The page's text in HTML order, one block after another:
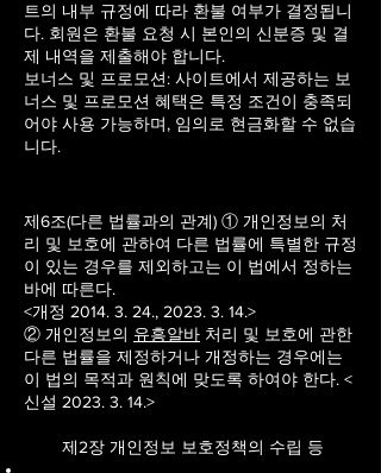
트의 내부 규정에 따라 환불 여부가 결정됩니
다. 회원은 환불 요청 시 본인의 신분증 및 결
제 내역을 제출해야 합니다.
보너스 및 프로모션: 사이트에서 제공하는 보
너스 및 프로모션 혜택은 특정 조건이 충족되
어야 사용 가능하며, 임의로 현금화할 수 없습
니다.
제6조(다른 법률과의 관계) ① 개인정보의 처
리 및 보호에 관하여 다른 법률에 특별한 규정
이 있는 경우를 제외하고는 이 법에서 정하는
바에 따른다.
<개정 2014. 3. 24., 2023. 3. 14.>
② 개인정보의 유흥알바 처리 및 보호에 관한
다른 법률을 제정하거나 개정하는 경우에는
이 법의 목적과 원칙에 맞도록 하여야 한다. <
신설 2023. 3. 14.>
제2장 개인정보 보호정책의 수립 등